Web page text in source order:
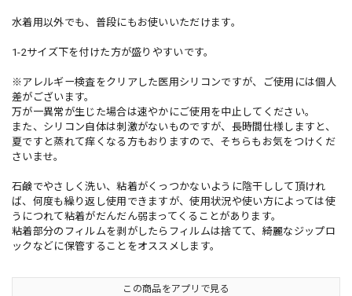
水着用以外でも、普段にもお使いいただけます。
1-2サイズ下を付けた方が盛りやすいです。
※アレルギー検査をクリアした医用シリコンですが、ご使用には個人
差がございます。
万が一異常が生じた場合は速やかにご使用を中止してください。
また、シリコン自体は刺激がないものですが、長時間仕様しますと、
夏ですと蒸れて痒くなる方もおりますので、そちらもお気をつけくだ
さいませ。
石鹸でやさしく洗い、粘着がくっつかないように陰干しして頂けれ
ば、何度も繰り返し使用できますが、使用状況や使い方によっては使
うにつれて粘着がだんだん弱まってくることがあります。
粘着部分のフィルムを剥がしたらフィルムは捨てて、綺麗なジップロ
ックなどに保管することをオススメします。
この商品をアプリで見る